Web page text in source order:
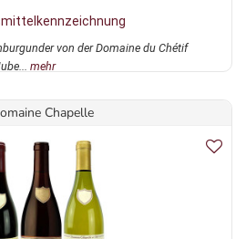
von der Domaine du Chétif
mehr
Chapelle